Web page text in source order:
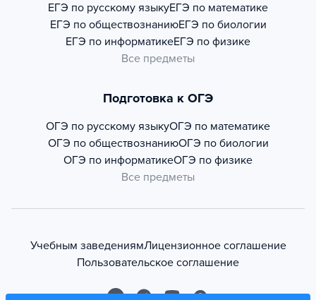
ЕГЭ по русскому языкуЕГЭ по математике
ЕГЭ по обществознаниюЕГЭ по биологии
ЕГЭ по информатикеЕГЭ по физике
Все предметы
Подготовка к ОГЭ
ОГЭ по русскому языкуОГЭ по математике
ОГЭ по обществознаниюОГЭ по биологии
ОГЭ по информатикеОГЭ по физике
Все предметы
Учебным заведениямЛицензионное соглашение
Пользовательское соглашение